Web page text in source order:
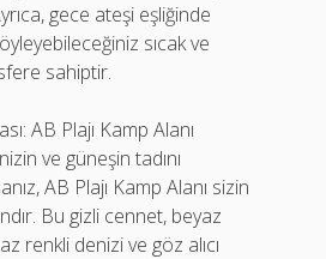
gece ateşi eşliğinde
sıcak ve
sahiptir.
AB Plajı Kamp Alanı
ve güneşin tadını
AB Plajı Kamp Alanı sizin
Bu gizli cennet, beyaz
renkli denizi ve göz alıcı